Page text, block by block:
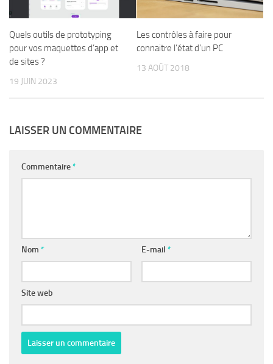
Quels outils de prototyping
pour vos maquettes d’app et
de sites ?
19 JUIN 2023
Les contrôles à faire pour
connaitre l’état d’un PC
13 AOÛT 2018
LAISSER UN COMMENTAIRE
Commentaire*
Nom * E-mail *
Site web